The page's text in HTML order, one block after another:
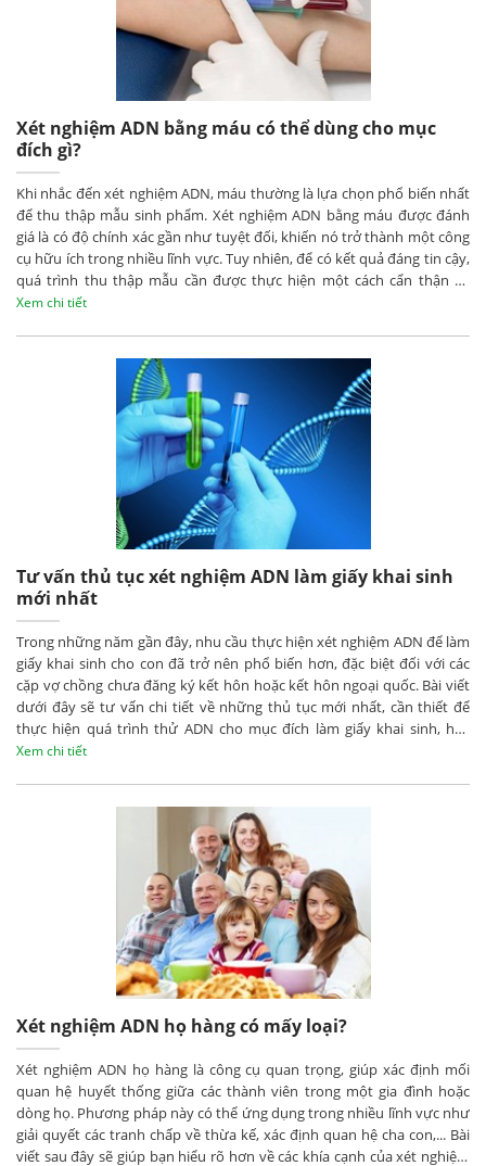
Xét nghiệm ADN bằng máu có thể dùng cho mục
đích gì?
Khi nhắc đến xét nghiệm ADN, máu thường là lựa chọn phổ biến nhất
để thu thập mẫu sinh phẩm. Xét nghiệm ADN bằng máu được đánh
giá là có độ chính xác gần như tuyệt đối, khiến nó trở thành một công
cụ hữu ích trong nhiều lĩnh vực. Tuy nhiên, để có kết quả đáng tin cậy,
quá trình thu thập mẫu cần được thực hiện một cách cẩn thận và
tuân thủ các quy trình chuẩn.
Xem chi tiết
Tư vấn thủ tục xét nghiệm ADN làm giấy khai sinh
mới nhất
Trong những năm gần đây, nhu cầu thực hiện xét nghiệm ADN để làm
giấy khai sinh cho con đã trở nên phổ biến hơn, đặc biệt đối với các
cặp vợ chồng chưa đăng ký kết hôn hoặc kết hôn ngoại quốc. Bài viết
dưới đây sẽ tư vấn chi tiết về những thủ tục mới nhất, cần thiết để
thực hiện quá trình thử ADN cho mục đích làm giấy khai sinh, hãy
cùng tìm hiểu bạn nhé!
Xem chi tiết
Xét nghiệm ADN họ hàng có mấy loại?
Xét nghiệm ADN họ hàng là công cụ quan trọng, giúp xác định mối
quan hệ huyết thống giữa các thành viên trong một gia đình hoặc
dòng họ. Phương pháp này có thể ứng dụng trong nhiều lĩnh vực như
giải quyết các tranh chấp về thừa kế, xác định quan hệ cha con,... Bài
viết sau đây sẽ giúp bạn hiểu rõ hơn về các khía cạnh của xét nghiệm